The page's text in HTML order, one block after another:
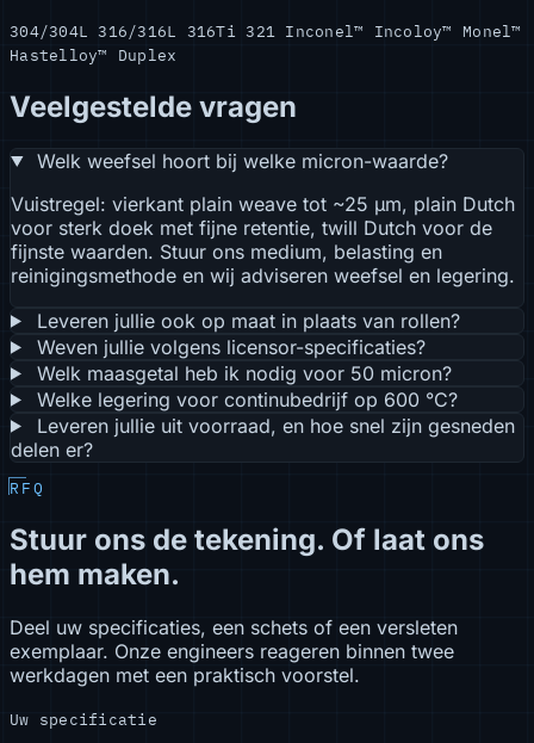
304/304L316/316L 316Ti321 Inconel™ Incoloy™ Monel™
Hastelloy™ Duplex
Veelgestelde vragen
Welk weefsel hoort bij welke micron-waarde?
Vuistregel: vierkant plain weave tot ~25 µm, plain Dutch
voor sterk doek met fijne retentie, twill Dutch voor de
fijnste waarden. Stuur ons medium, belasting en
reinigingsmethode en wij adviseren weefsel en legering.
Leveren jullie ook op maat in plaats van rollen?
Weven jullie volgens licensor-specificaties?
Welk maasgetal heb ik nodig voor 50 micron?
Welke legering voor continubedrijf op 600 °C?
Leveren jullie uit voorraad, en hoe snel zijn gesneden
delen er?
RFQ
Stuur ons de tekening. Of laat ons
hem maken.
Deel uw specificaties, een schets of een versleten
exemplaar. Onze engineers reageren binnen twee
werkdagen met een praktisch voorstel.
Uw specificatie